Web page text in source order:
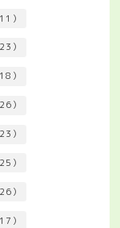
）
）
）
）
）
）
）
）